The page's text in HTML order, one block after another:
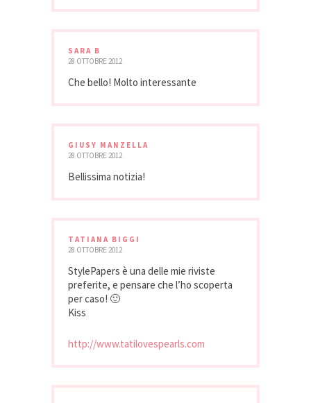
SARA B
28 OTTOBRE 2012
Che bello! Molto interessante
GIUSY MANZELLA
28 OTTOBRE 2012
Bellissima notizia!
TATIANA BIGGI
28 OTTOBRE 2012
StylePapers è una delle mie riviste
preferite, e pensare che l’ho scoperta
per caso! 🙂
Kiss
http://www.tatilovespearls.com